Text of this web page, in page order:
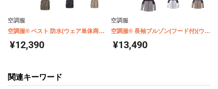
空調服
空調服® ベスト 防水(ウェア単体商品)
¥12,390
空調服
空調服® 長袖ブルゾン(フード付)(ウェ
¥13,490
関連キーワード